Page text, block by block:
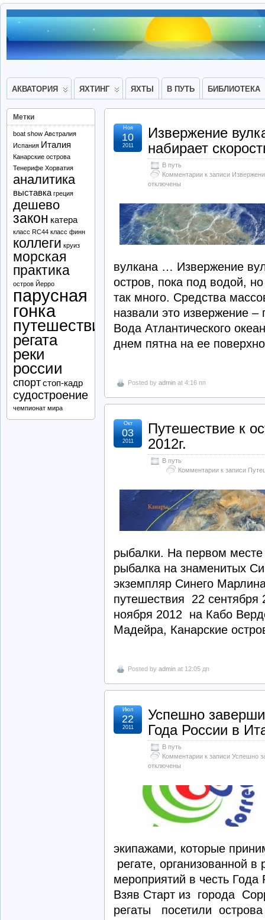
АКВАТОРИЯ ЯХТИНГ ЯХТЫ В ПУТЬ БИБЛИОТЕКА
Извержение
набирает
В путь
Комментарии к записи
отключены
Ноя
10
2011
вулкана … Извержение
остров, пока под водой,
так много. Средства
назвали это извержение
Вода Атлантического
днем пятна на ее
Posted by admin at 4:16 пп
Путешествие к
2012г.
В путь
Комментарии к записи
Окт
03
2011
рыбалки. На первом месте
рыбалка на знаменитых
экземпляр Синего
путешествия 22
ноября 2012 на Кабо
Мадейра, Канарские
Posted by admin at 12:05 дп
Успешно
Года России в
В путь
Комментарии к записи Успешно
отключены
Июл
22
2011
экипажами, которые
регате, организованной в
мероприятий в честь Года
Взяв Старт из города
регаты посетили
Метки
boat show Австралия
Испания Италия
Канарские острова
Тенерифе Хорватия
аналитика
выставка греция
дешево
закон катера
класс RC44 класс финн
коллеги круиз
морская
практика
остров Йерро
парусная
гонка
путешествие
регата
реки
россии
спортстоп-кадр
судостроение
чемпионат мира